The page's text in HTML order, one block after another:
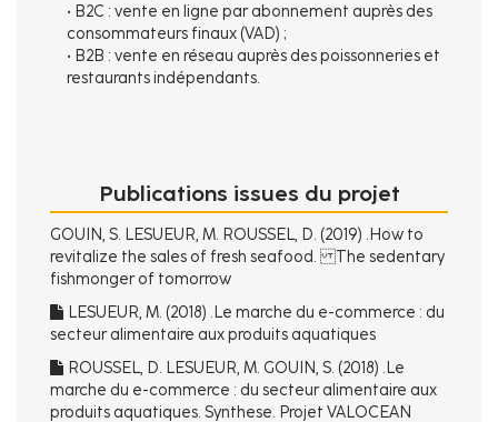
• B2C : vente en ligne par abonnement auprès des
consommateurs finaux (VAD) ;
• B2B : vente en réseau auprès des poissonneries et
restaurants indépendants.
Publications issues du projet
GOUIN, S. LESUEUR, M. ROUSSEL, D. (2019) .How to
revitalize the sales of fresh seafood. The sedentary
fishmonger of tomorrow
LESUEUR, M. (2018) .Le marche du e-commerce : du
secteur alimentaire aux produits aquatiques
ROUSSEL, D. LESUEUR, M. GOUIN, S. (2018) .Le
marche du e-commerce : du secteur alimentaire aux
produits aquatiques. Synthese. Projet VALOCEAN